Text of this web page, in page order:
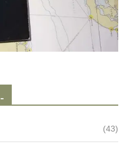
(43)